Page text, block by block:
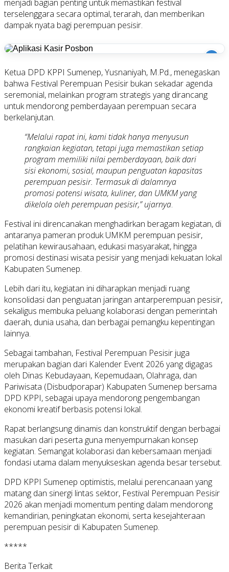
menjadi bagian penting untuk memastikan festival
terselenggara secara optimal, terarah, dan memberikan
dampak nyata bagi perempuan pesisir.
i
Ketua DPD KPPI Sumenep, Yusnaniyah, M.Pd., menegaskan
bahwa Festival Perempuan Pesisir bukan sekadar agenda
seremonial, melainkan program strategis yang dirancang
untuk mendorong pemberdayaan perempuan secara
berkelanjutan.
“Melalui rapat ini, kami tidak hanya menyusun
rangkaian kegiatan, tetapi juga memastikan setiap
program memiliki nilai pemberdayaan, baik dari
sisi ekonomi, sosial, maupun penguatan kapasitas
perempuan pesisir. Termasuk di dalamnya
promosi potensi wisata, kuliner, dan UMKM yang
dikelola oleh perempuan pesisir,” ujarnya.
Festival ini direncanakan menghadirkan beragam kegiatan, di
antaranya pameran produk UMKM perempuan pesisir,
pelatihan kewirausahaan, edukasi masyarakat, hingga
promosi destinasi wisata pesisir yang menjadi kekuatan lokal
Kabupaten Sumenep.
Lebih dari itu, kegiatan ini diharapkan menjadi ruang
konsolidasi dan penguatan jaringan antarperempuan pesisir,
sekaligus membuka peluang kolaborasi dengan pemerintah
daerah, dunia usaha, dan berbagai pemangku kepentingan
lainnya.
Sebagai tambahan, Festival Perempuan Pesisir juga
merupakan bagian dari Kalender Event 2026 yang digagas
oleh Dinas Kebudayaan, Kepemudaan, Olahraga, dan
Pariwisata (Disbudporapar) Kabupaten Sumenep bersama
DPD KPPI, sebagai upaya mendorong pengembangan
ekonomi kreatif berbasis potensi lokal.
Rapat berlangsung dinamis dan konstruktif dengan berbagai
masukan dari peserta guna menyempurnakan konsep
kegiatan. Semangat kolaborasi dan kebersamaan menjadi
fondasi utama dalam menyukseskan agenda besar tersebut.
DPD KPPI Sumenep optimistis, melalui perencanaan yang
matang dan sinergi lintas sektor, Festival Perempuan Pesisir
2026 akan menjadi momentum penting dalam mendorong
kemandirian, peningkatan ekonomi, serta kesejahteraan
perempuan pesisir di Kabupaten Sumenep.
*****
Berita Terkait